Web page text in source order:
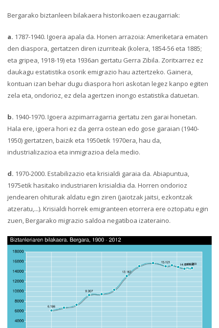
Bergarako biztanleen bilakaera historikoaen ezaugarriak:
a. 1787-1940. Igoera apala da. Honen arrazoia: Ameriketara ematen
den diaspora, gertatzen diren izurriteak (kolera, 1854-56 eta 1885;
eta gripea, 1918-19) eta 1936an gertatu Gerra Zibila. Zoritxarrez ez
daukagu estatistika osorik emigrazio hau aztertzeko. Gainera,
kontuan izan behar dugu diaspora hori askotan legez kanpo egiten
zela eta, ondorioz, ez dela agertzen inongo estatistika datuetan.
b. 1940-1970. Igoera azpimarragarria gertatu zen garai honetan.
Hala ere, igoera hori ez da gerra ostean edo gose garaian (1940-
1950) gertatzen, baizik eta 1950etik 1970era, hau da,
industrializazioa eta inmigrazioa dela medio.
d. 1970-2000. Estabilizazio eta krisialdi garaia da. Abiapuntua,
1975etik hasitako industriaren krisialdia da. Horren ondorioz
jendearen ohiturak aldatu egin ziren (jaiotzak jaitsi, ezkontzak
atzeratu,...). Krisialdi horrek emigranteen etorrera ere oztopatu egin
zuen, Bergarako migrazio saldoa negatiboa izateraino.